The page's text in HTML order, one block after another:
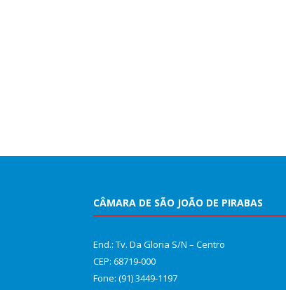
CÂMARA DE SÃO JOÃO DE PIRABAS
End.: Tv. Da Gloria S/N – Centro
CEP: 68719-000
Fone: (91) 3449-1197